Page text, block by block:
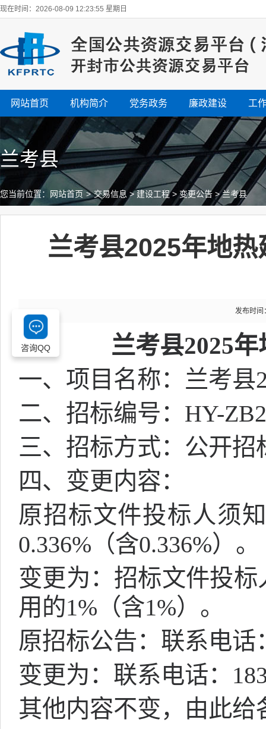
现在时间：2026-08-09 12:23:55 星期日
网站首页 机构简介 党务政务 廉政建设 工
兰考县
您当前位置： 网站首页 > 交易信息 >建设工程>变更公告 >兰考县
兰考县2025年地
发布时间
兰考县2025
一、项目名称：兰考县
二、招标编号： HY-
三、招标方式：公开招
四、变更内容：
原招标文件投标人须
0.336%（含0.336%）。
变更为：招标文件投
用的1%（含1%）。
原招标公告：联系电话
变更为：联系电话：
其他内容不变，由此
咨询QQ